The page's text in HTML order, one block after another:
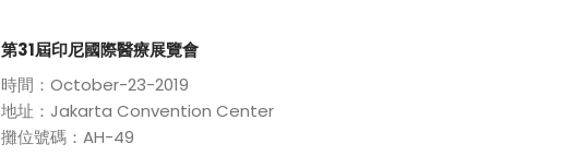
第31屆印尼國際醫療展覽會
時間：October-23-2019
地址：Jakarta Convention Center
攤位號碼：AH-49